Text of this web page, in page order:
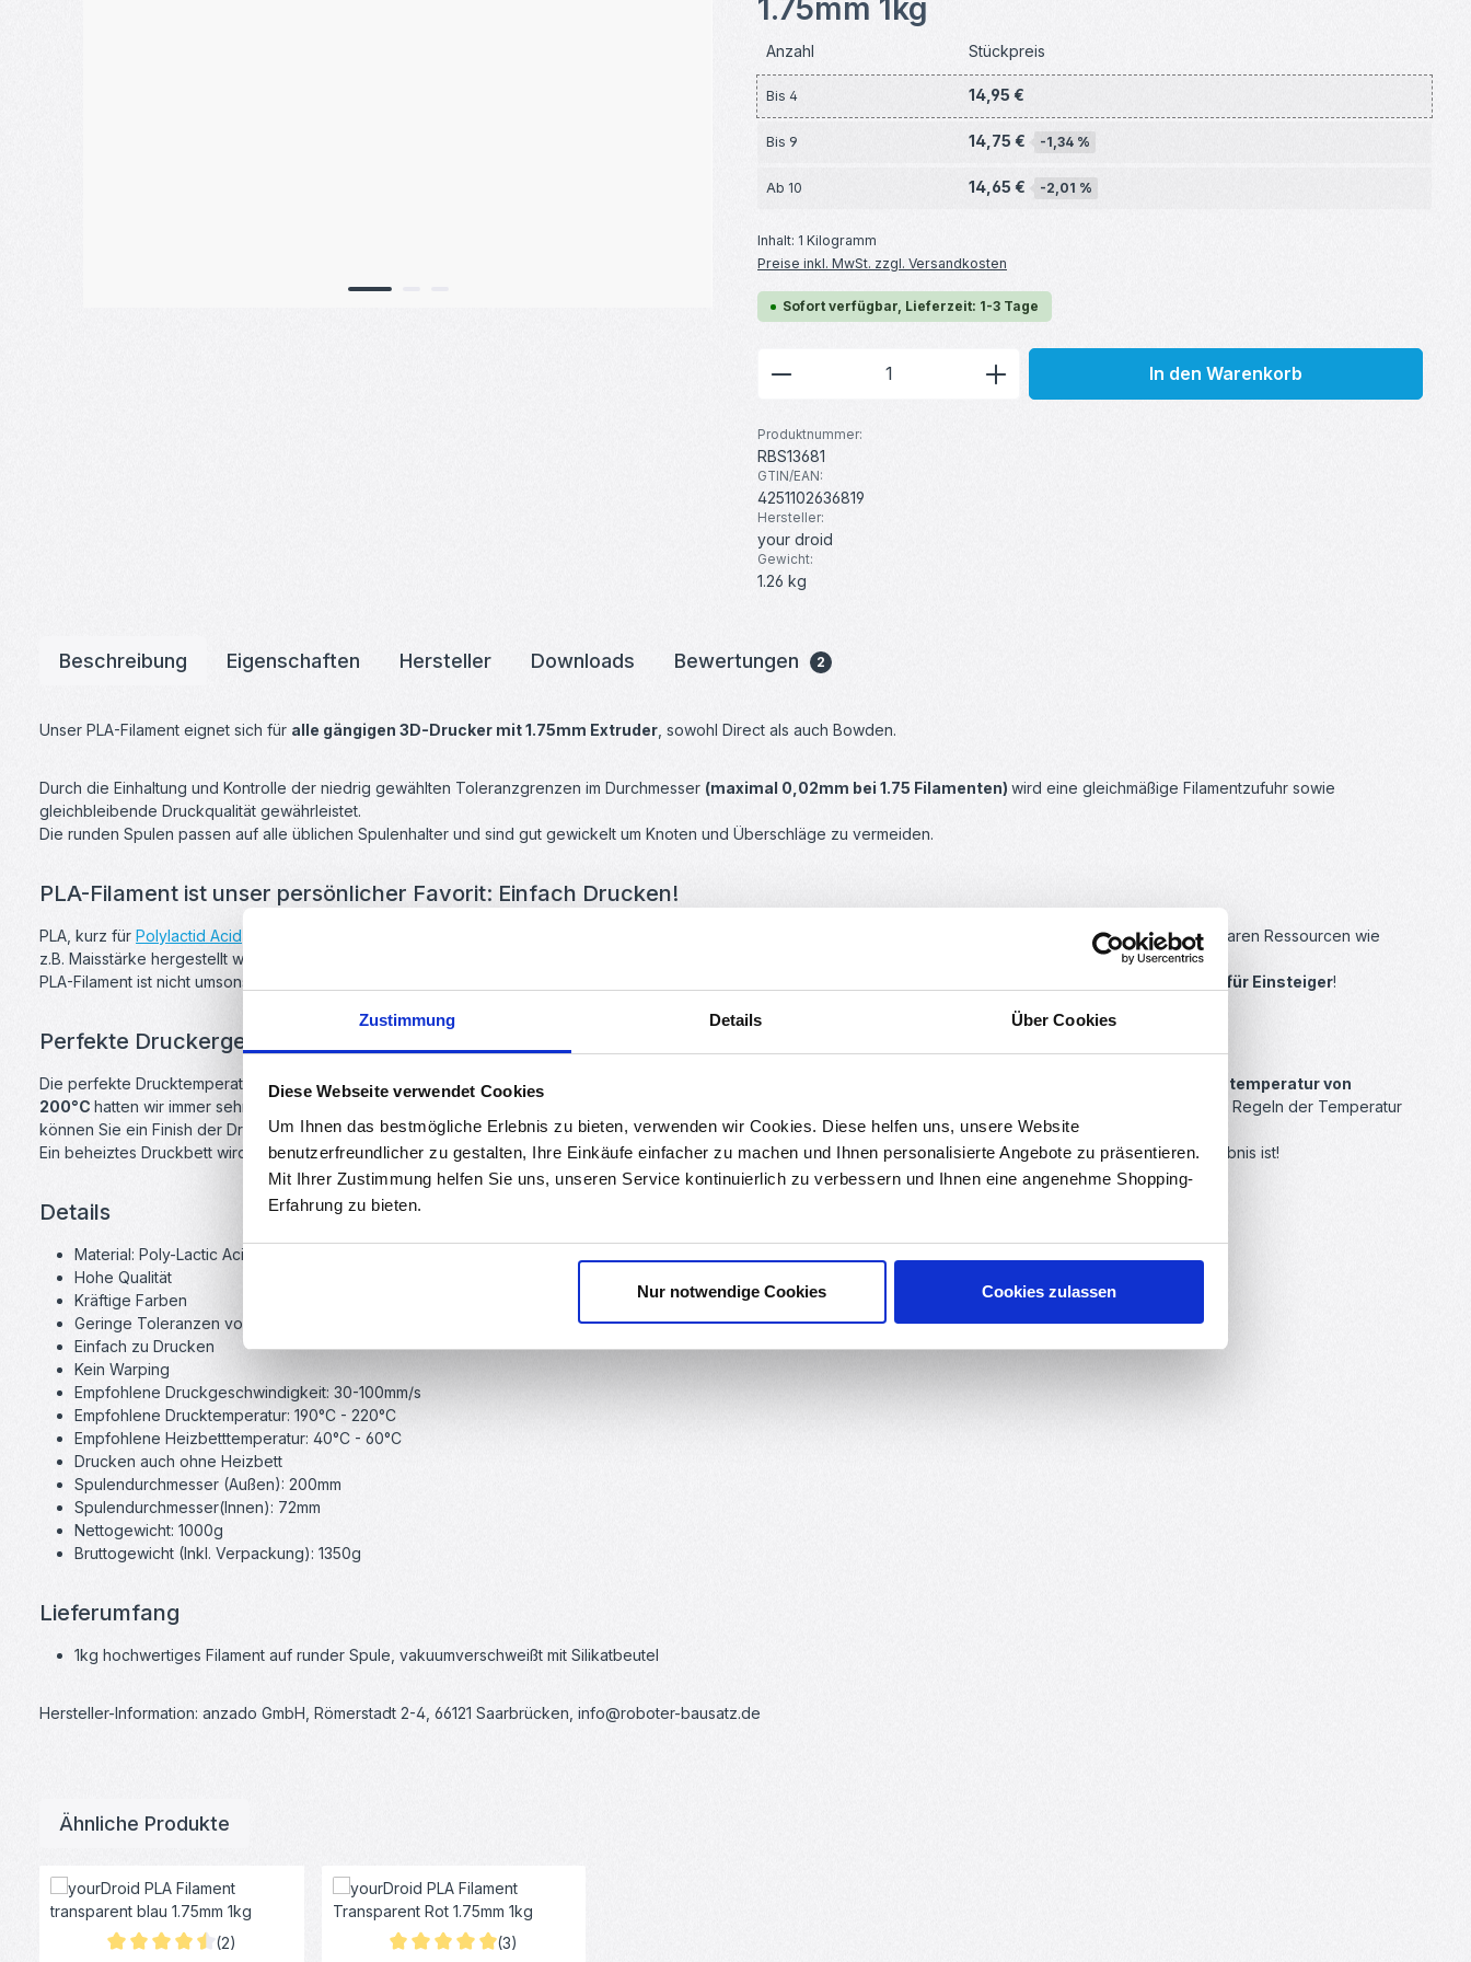
Zustimmung Details Über Cookies
Diese Webseite verwendet Cookies
Um Ihnen das bestmögliche Erlebnis zu bieten, verwenden wir Cookies. Diese helfen uns, unsere Website
benutzerfreundlicher zu gestalten, Ihre Einkäufe einfacher zu machen und Ihnen personalisierte Angebote zu präsentieren.
Mit Ihrer Zustimmung helfen Sie uns, unseren Service kontinuierlich zu verbessern und Ihnen eine angenehme Shopping-
Erfahrung zu bieten.
Nur notwendige Cookies Cookies zulassen
1.75mm 1kg
Anzahl Stückpreis
Bis 4 14,95 €
Bis 9 14,75 € -1,34 %
Ab 10 14,65 € -2,01 %
Inhalt: 1 Kilogramm
Preise inkl. MwSt. zzgl. Versandkosten
Sofort verfügbar, Lieferzeit: 1-3 Tage
Produkt Anzahl: Gib den gewünschten Wert ein oder
In den Warenkorb
Produktnummer:
RBS13681
GTIN/EAN:
4251102636819
Hersteller:
your droid
Gewicht:
1.26 kg
Beschreibung Eigenschaften Hersteller Downloads Bewertungen 2
Unser PLA-Filament eignet sich für alle gängigen 3D-Drucker mit 1.75mm Extruder , sowohl Direct als auch Bowden.
Durch die Einhaltung und Kontrolle der niedrig gewählten Toleranzgrenzen im Durchmesser (maximal 0,02mm bei 1.75 Filamenten) wird eine gleichmäßige Filamentzufuhr sowie
gleichbleibende Druckqualität gewährleistet.
Die runden Spulen passen auf alle üblichen Spulenhalter und sind gut gewickelt um Knoten und Überschläge zu vermeiden.
PLA-Filament ist unser persönlicher Favorit: Einfach Drucken!
PLA, kurz für Polylactid Acid ist ein Mehrzweck-Kunststoff und das beliebteste Druckmaterial im Einsatz mit 3D-Druckern. PLA ist ein Bioplastik, welches aus erneuerbaren Ressourcen wie
z.B. Maisstärke hergestellt wird.
PLA-Filament ist nicht umsonst das derzeit beliebteste Druckmaterial, es besitzt viele positive Eigenschaften und lässt sich sehr einfach verarbeiten -
hervorragend für Einsteiger!
Perfekte Druckergebnisse lassen sich ohne Kompromisse in den Druckeinstellungen erzielen.
Die perfekte Drucktemperatur ist stark vom 3D-Drucker abhängig, jedoch lässt das Filament problemlos mit Standardeinstellungen drucken. Mit einer
Verarbeitungstemperatur von
200°C hatten wir immer sehr gute Ergebnisse, die empfohlene Drucktemperatur liegt bei
Durch das Regeln der Temperatur
können Sie ein Finish der Druckoberfläche von Matt bis glänzend erzielen.
Ein beheiztes Druckbett wird nicht benötigt,es ist jedoch von Vorteil, da die optimale Haftung der ersten Druckschicht ausschlaggebend für das perfekte Druckergebnis ist!
Details
Material: Poly-Lactic Acid (PLA)
Hohe Qualität
Kräftige Farben
Geringe Toleranzen von max. +/- 0,02 mm
Einfach zu Drucken
Kein Warping
Empfohlene Druckgeschwindigkeit: 30-100mm/s
Empfohlene Drucktemperatur: 190°C - 220°C
Empfohlene Heizbetttemperatur: 40°C - 60°C
Drucken auch ohne Heizbett
Spulendurchmesser (Außen): 200mm
Spulendurchmesser(Innen): 72mm
Nettogewicht: 1000g
Bruttogewicht (Inkl. Verpackung): 1350g
Lieferumfang
1kg hochwertiges Filament auf runder Spule, vakuumverschweißt mit Silikatbeutel
Hersteller-Information: anzado GmbH, Römerstadt 2-4, 66121 Saarbrücken, info@roboter-bausatz.de
Ähnliche Produkte
Produktgalerie überspringen
(2)
(3)